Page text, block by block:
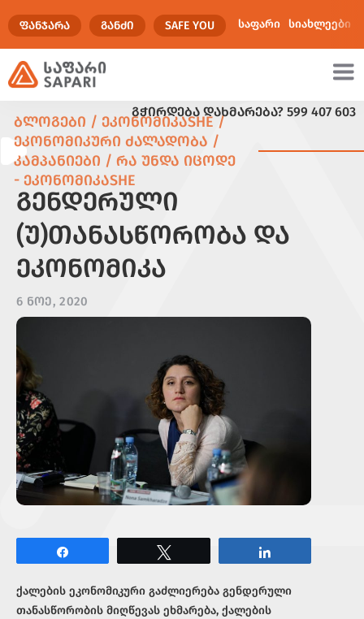
ᲤᲐᲜᲯᲐᲠᲐ ᲒᲐᲜᲫᲘ SAFE YOU საფარი სიახლეები
ᲒᲭᲘᲠᲓᲔᲑᲐ ᲓᲐᲮᲛᲐᲠᲔᲑᲐ? 599 407 603
ᲑᲚᲝᲒᲔᲑᲘ / ᲔᲙᲝᲜᲝᲛᲘᲙᲐSHE /
ᲔᲙᲝᲜᲝᲛᲘᲙᲣᲠᲘ ᲫᲐᲚᲐᲓᲝᲑᲐ /
ᲙᲐᲛᲞᲐᲜᲘᲔᲑᲘ / ᲠᲐ ᲣᲜᲓᲐ ᲘᲪᲝᲓᲔ
- ᲔᲙᲝᲜᲝᲛᲘᲙᲐSHE
ᲒᲔᲜᲓᲔᲠᲣᲚᲘ
(Უ)ᲗᲐᲜᲐᲡᲬᲝᲠᲝᲑᲐ ᲓᲐ
ᲔᲙᲝᲜᲝᲛᲘᲙᲐ
6 ᲜᲝᲔ, 2020
ქალების ეკონომიკური გაძლიერება გენდერული
თანასწორობის მიღწევას ეხმარება, ქალების